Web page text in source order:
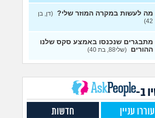
עצות
- נערות ליווי
חוויתי תקיפה מינית?
בת 24)
14
במצב כזה?
שקרוב ל'חרור, בן 21)
עצות
מעורער
מעורער, בן 26)
4
מה לעשות במקרה המוזר שלי? (דן, בן
42)
מתבגרים שנכנסו באמצע סקס שלנו
ההורים (שלי88, בת 40)
ב-
עוררו עניין חדשות